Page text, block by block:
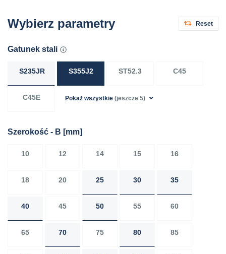
Wybierz parametry Reset
Gatunek stali
S235JR S355J2 ST52.3 C45
C45E Pokaż wszystkie (jeszcze 5)
Szerokość - B [mm]
10 12 14 15 16
18 20 25 30 35
40 45 50 55 60
65 70 75 80 85